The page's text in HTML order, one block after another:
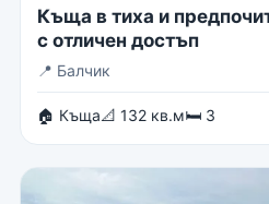
Къща в тиха и
с отличен достъп
📍 Балчик
🏠 Къща📐 132 кв.м🛏 3